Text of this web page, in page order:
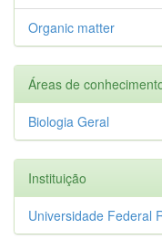
Organic matter
Áreas de
Biologia Geral
Instituição
Universidade Federal